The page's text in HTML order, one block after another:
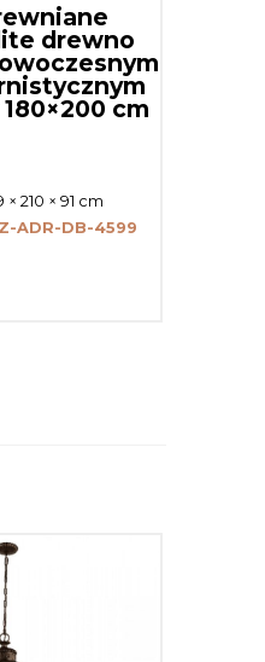
drewno
cm
× 210 × 91 cm
ADR-DB-4599